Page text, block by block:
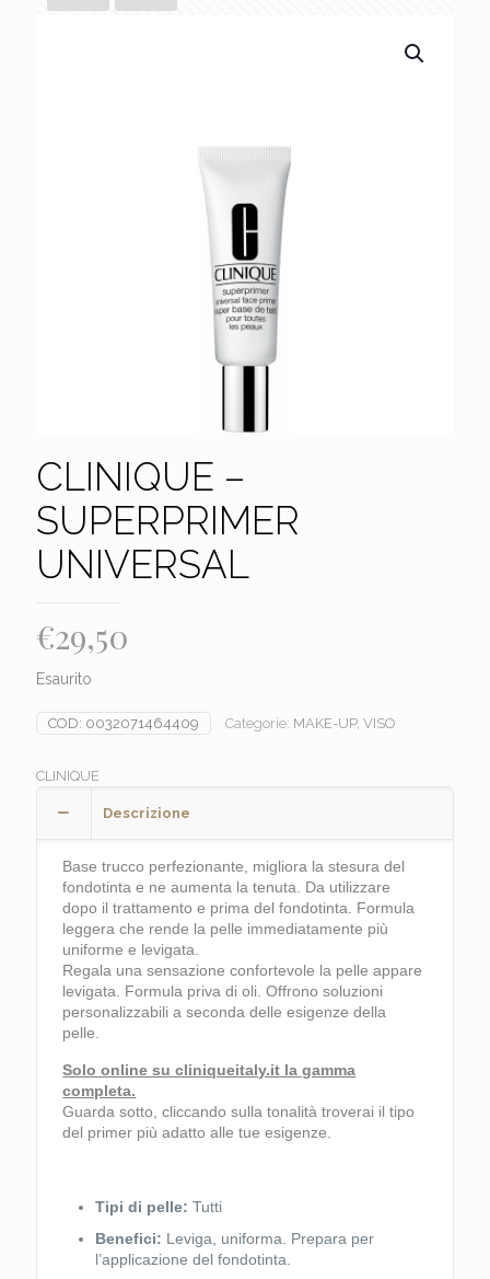
CLINIQUE –
SUPERPRIMER
UNIVERSAL
€29,50
Esaurito
COD: 0032071464409 Categorie: MAKE-UP, VISO
CLINIQUE
Descrizione
Base trucco perfezionante, migliora la stesura del
fondotinta e ne aumenta la tenuta. Da utilizzare
dopo il trattamento e prima del fondotinta. Formula
leggera che rende la pelle immediatamente più
uniforme e levigata.
Regala una sensazione confortevole la pelle appare
levigata. Formula priva di oli. Offrono soluzioni
personalizzabili a seconda delle esigenze della
pelle.
Solo online su cliniqueitaly.it la gamma
completa.
Guarda sotto, cliccando sulla tonalità troverai il tipo
del primer più adatto alle tue esigenze.
Tipi di pelle:Tutti
Benefici: Leviga, uniforma. Prepara per
l’applicazione del fondotinta.